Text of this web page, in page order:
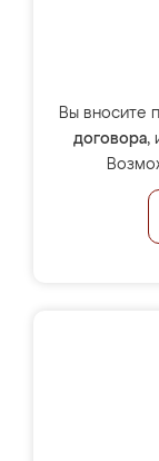
Вы вносите
договора,